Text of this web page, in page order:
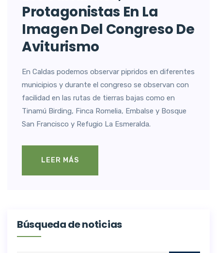
Protagonistas En La
Imagen Del Congreso De
Aviturismo
En Caldas podemos observar pipridos en diferentes
municipios y durante el congreso se observan con
facilidad en las rutas de tierras bajas como en
Tinamú Birding, Finca Romelia, Embalse y Bosque
San Francisco y Refugio La Esmeralda.
LEER MÁS
Búsqueda de noticias